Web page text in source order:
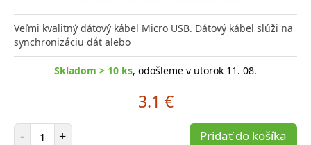
Veľmi kvalitný dátový kábel Micro USB. Dátový kábel slúži na
synchronizáciu dát alebo
Skladom > 10 ks, odošleme v utorok 11. 08.
3.1 €
- Počet položiek
+ Pridať do košíka